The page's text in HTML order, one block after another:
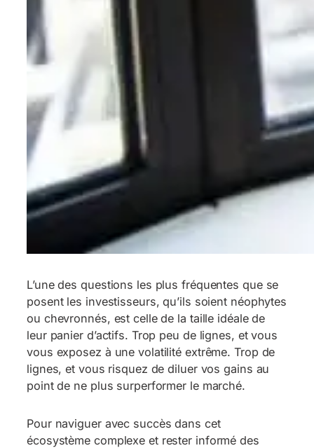
L’une des questions les plus fréquentes que se
posent les investisseurs, qu’ils soient néophytes
ou chevronnés, est celle de la taille idéale de
leur panier d’actifs. Trop peu de lignes, et vous
vous exposez à une volatilité extrême. Trop de
lignes, et vous risquez de diluer vos gains au
point de ne plus surperformer le marché.
Pour naviguer avec succès dans cet
écosystème complexe et rester informé des